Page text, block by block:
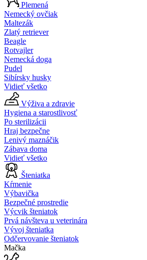
Plemená
Nemecký ovčiak
Maltezák
Zlatý retriever
Beagle
Rotvajler
Nemecká doga
Pudel
Sibírsky husky
Vidieť všetko
Výživa a zdravie
Hygiena a starostlivosť
Po sterilizácii
Hraj bezpečne
Lenivý maznáčik
Zábava doma
Vidieť všetko
Šteniatka
Kŕmenie
Výbavička
Bezpečné prostredie
Výcvik šteniatok
Prvá návšteva u veterinára
Vývoj šteniatka
Odčervovanie šteniatok
Mačka